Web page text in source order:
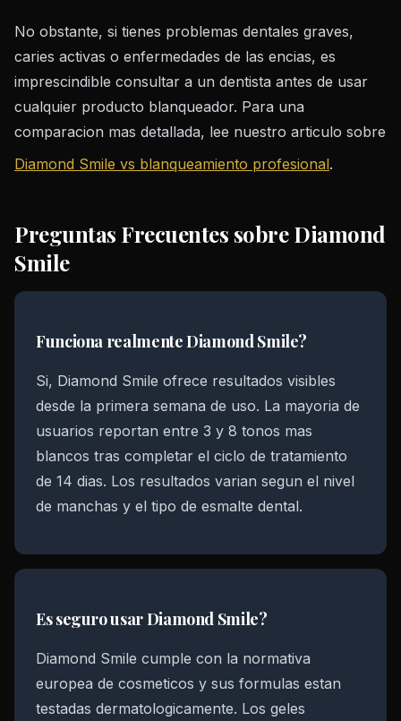
No obstante, si tienes problemas dentales graves,
caries activas o enfermedades de las encias, es
imprescindible consultar a un dentista antes de usar
cualquier producto blanqueador. Para una
comparacion mas detallada, lee nuestro articulo sobre
Diamond Smile vs blanqueamiento profesional.
Preguntas Frecuentes sobre Diamond
Smile
Funciona realmente Diamond Smile?
Si, Diamond Smile ofrece resultados visibles
desde la primera semana de uso. La mayoria de
usuarios reportan entre 3 y 8 tonos mas
blancos tras completar el ciclo de tratamiento
de 14 dias. Los resultados varian segun el nivel
de manchas y el tipo de esmalte dental.
Es seguro usar Diamond Smile?
Diamond Smile cumple con la normativa
europea de cosmeticos y sus formulas estan
testadas dermatologicamente. Los geles